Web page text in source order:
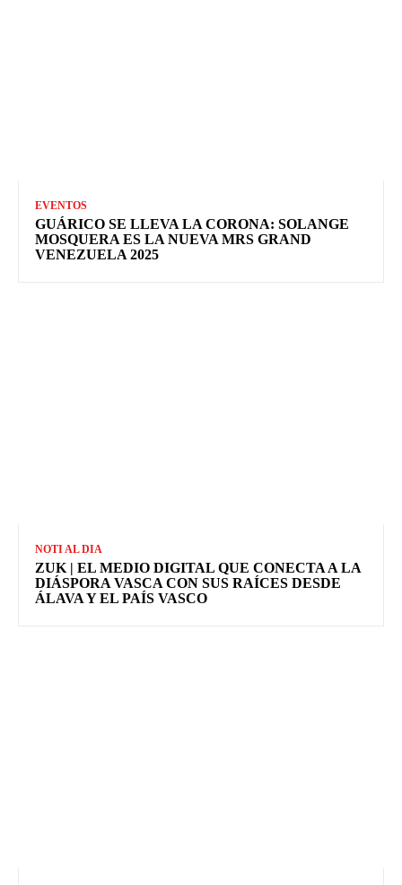
EVENTOS
GUÁRICO SE LLEVA LA CORONA: SOLANGE
MOSQUERA ES LA NUEVA MRS GRAND
VENEZUELA 2025
NOTI AL DIA
ZUK | EL MEDIO DIGITAL QUE CONECTA A LA
DIÁSPORA VASCA CON SUS RAÍCES DESDE
ÁLAVA Y EL PAÍS VASCO